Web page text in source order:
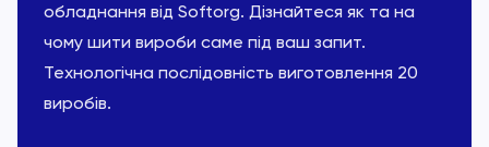
обладнання від Softorg. Дізнайтеся як та на
чому шити вироби саме під ваш запит.
Технологічна послідовність виготовлення 20
виробів.